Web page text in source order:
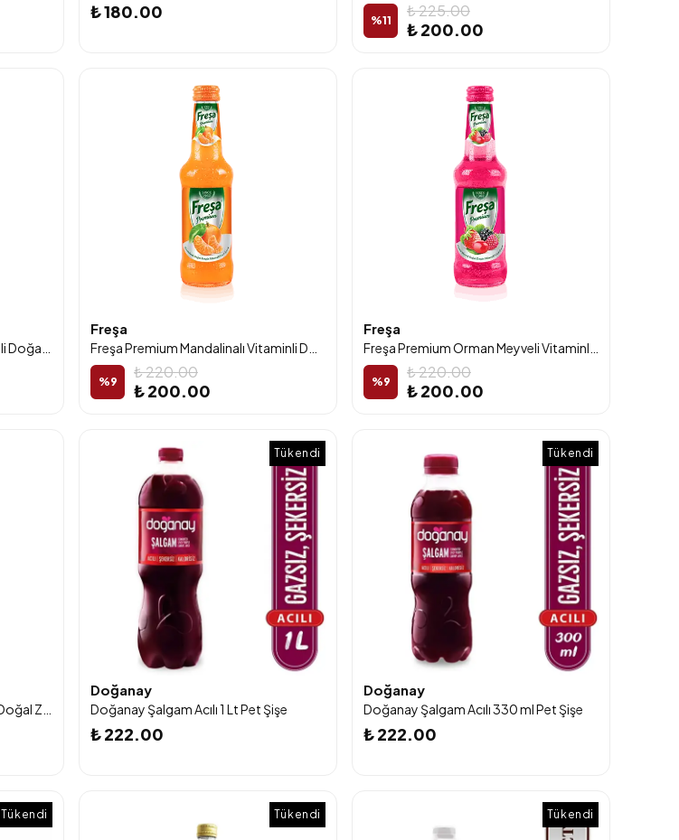
₺ 180.00 %11
₺ 225.00
₺ 200.00
Freşa
%9
₺ 220.00
₺ 200.00
Freşa
%9
₺ 220.00
₺ 200.00
Tükendi
Doğanay
Doğanay Şalgam Acılı 1 Lt Pet Şişe
₺ 222.00
Tükendi
Doğanay
Doğanay Şalgam Acılı 330 ml Pet Şişe
₺ 222.00
Tükendi Tükendi Tükendi